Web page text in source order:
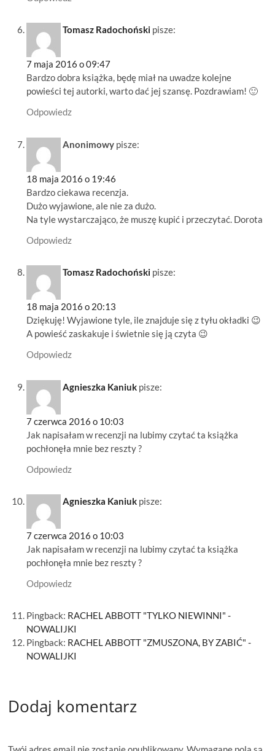
Tomasz Radochoński pisze:
7 maja 2016 o 09:47
Bardzo dobra książka, będę miał na uwadze kolejne
powieści tej autorki, warto dać jej szansę. Pozdrawiam! 🙂
Odpowiedz
Anonimowy pisze:
18 maja 2016 o 19:46
Bardzo ciekawa recenzja.
Dużo wyjawione, ale nie za dużo.
Na tyle wystarczająco, że muszę kupić i przeczytać. Dorota
Odpowiedz
Tomasz Radochoński pisze:
18 maja 2016 o 20:13
Dziękuję! Wyjawione tyle, ile znajduje się z tyłu okładki 😉
A powieść zaskakuje i świetnie się ją czyta 😉
Odpowiedz
Agnieszka Kaniuk pisze:
7 czerwca 2016 o 10:03
Jak napisałam w recenzji na lubimy czytać ta książka
pochłonęła mnie bez reszty ?
Odpowiedz
Agnieszka Kaniuk pisze:
7 czerwca 2016 o 10:03
Jak napisałam w recenzji na lubimy czytać ta książka
pochłonęła mnie bez reszty ?
Odpowiedz
Pingback: RACHEL ABBOTT "TYLKO NIEWINNI" -
NOWALIJKI
Pingback: RACHEL ABBOTT "ZMUSZONA, BY ZABIĆ" -
NOWALIJKI
Dodaj komentarz